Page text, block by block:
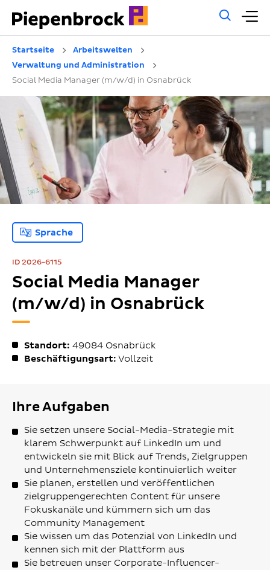
Startseite
Arbeitswelten
Verwaltung und Administration
Social Media Manager (m/w/d) in Osnabrück
Sprache
ID 2026-6115
Social Media Manager
(m/w/d) in Osnabrück
Standort: 49084 Osnabrück
Beschäftigungsart: Vollzeit
Ihre Aufgaben
Sie setzen unsere Social-Media-Strategie mit
klarem Schwerpunkt auf LinkedIn um und
entwickeln sie mit Blick auf Trends, Zielgruppen
und Unternehmensziele kontinuierlich weiter
Sie planen, erstellen und veröffentlichen
zielgruppengerechten Content für unsere
Fokuskanäle und kümmern sich um das
Community Management
Sie wissen um das Potenzial von LinkedIn und
kennen sich mit der Plattform aus
Sie betreuen unser Corporate-Influencer-